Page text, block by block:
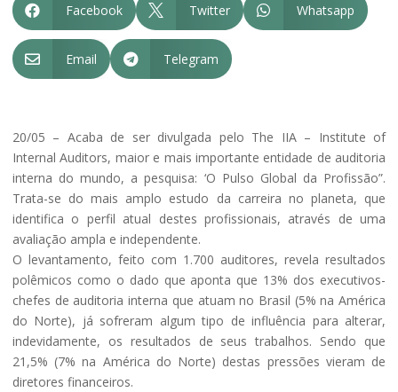
 Facebook  Twitter  Whatsapp
 Email  Telegram
20/05 – Acaba de ser divulgada pelo The IIA – Institute of
Internal Auditors, maior e mais importante entidade de auditoria
interna do mundo, a pesquisa: ‘O Pulso Global da Profissão”.
Trata-se do mais amplo estudo da carreira no planeta, que
identifica o perfil atual destes profissionais, através de uma
avaliação ampla e independente.
O levantamento, feito com 1.700 auditores, revela resultados
polêmicos como o dado que aponta que 13% dos executivos-
chefes de auditoria interna que atuam no Brasil (5% na América
do Norte), já sofreram algum tipo de influência para alterar,
indevidamente, os resultados de seus trabalhos. Sendo que
21,5% (7% na América do Norte) destas pressões vieram de
diretores financeiros.